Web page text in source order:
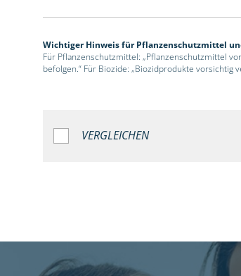
Wichtiger Hinweis für Pflanzenschutzmittel
Für Pflanzenschutzmittel: „Pflanzenschutzmittel
befolgen.“ Für Biozide: „Biozidprodukte
VERGLEICHEN